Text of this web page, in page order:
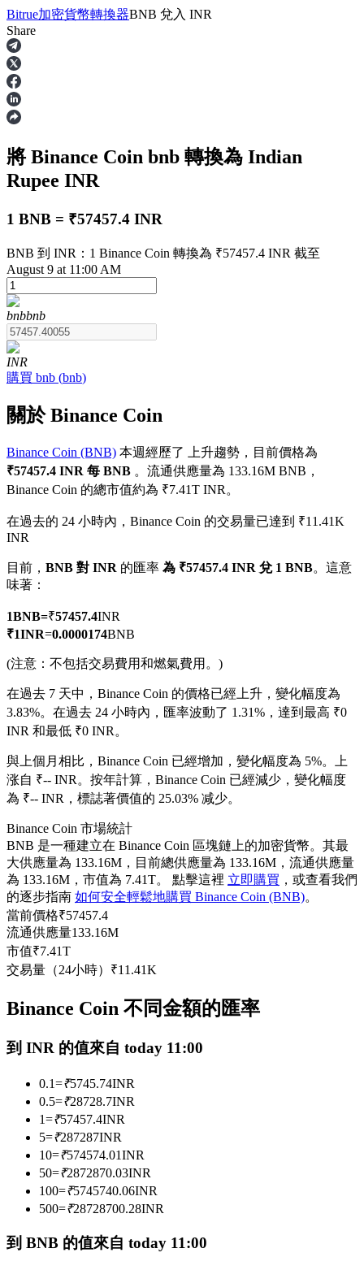
合約
USDT永續
多種以USDT結算的永續合約
幣本位永續
以數字貨幣為保證金的永續合約
美股、外匯、貴金屬及大宗商品衍生性商品
多種以USDC結算的永續合約
跟單
與頂尖交易專家同行
成為跟單交易員
坐享盈利分成和跟單分傭
Bitrue加密貨幣轉換器BNB 兌入 INR
Share
將 Binance Coin bnb 轉換為 Indian
Rupee INR
1 BNB = ₹57457.4 INR
BNB 到 INR：1 Binance Coin 轉換為 ₹57457.4 INR 截至
August 9 at 11:00 AM
bnbbnb
INR
購買 bnb (bnb)
關於 Binance Coin
Binance Coin (BNB) 本週經歷了 上升趨勢，目前價格為
₹57457.4 INR 每 BNB 。流通供應量為 133.16M BNB，
Binance Coin 的總市值約為 ₹7.41T INR。
在過去的 24 小時內，Binance Coin 的交易量已達到 ₹11.41K
INR
目前， BNB 對 INR 的匯率 為 ₹57457.4 INR 兌 1 BNB。這意
味著：
1BNB=₹57457.4INR
₹1INR=0.0000174BNB
(注意：不包括交易費用和燃氣費用。)
在過去 7 天中，Binance Coin 的價格已經上升，變化幅度為
3.83%。 在過去 24 小時內，匯率波動了 1.31%，達到最高 ₹0
INR 和最低 ₹0 INR。
與上個月相比，Binance Coin 已經增加，變化幅度為 5%。上
涨自 ₹-- INR。 按年計算，Binance Coin 已經減少，變化幅度
為 ₹-- INR，標誌著價值的 25.03% 减少。
Binance Coin 市場統計
BNB 是一種建立在 Binance Coin 區塊鏈上的加密貨幣。其最
大供應量為 133.16M，目前總供應量為 133.16M，流通供應量
為 133.16M，市值為 7.41T。 點擊這裡 立即購買 ，或查看我們
的逐步指南 如何安全輕鬆地購買 Binance Coin (BNB)。
當前價格₹57457.4
流通供應量133.16M
市值₹7.41T
交易量（24小時） ₹11.41K
Binance Coin 不同金額的匯率
到 INR 的值來自 today 11:00
0.1=₹5745.74INR
0.5=₹28728.7INR
1=₹57457.4INR
5=₹287287INR
10=₹574574.01INR
50=₹2872870.03INR
100=₹5745740.06INR
500=₹28728700.28INR
到 BNB 的值來自 today 11:00